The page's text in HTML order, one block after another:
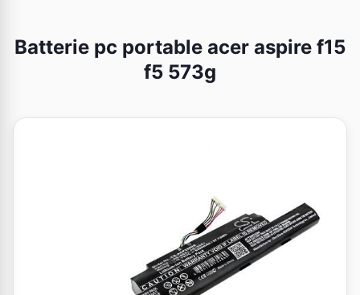
Batterie pc portable acer aspire f15
f5 573g